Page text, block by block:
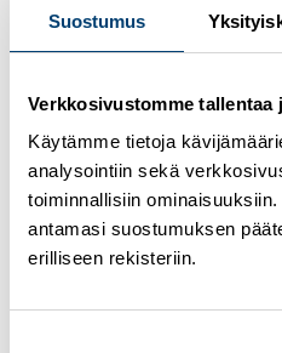
Suostumus
Verkkosivustomme
Käytämme tietoja
analysointiin sekä
toiminnallisiin
antamasi suostumuksen
erilliseen rekisteriin.
27.2.2021Pärmäkoski ja
22.
26.2.2021Suomen naisten
yhdeksänneksi
26.2.2021Ilkka Herola nousi
tämä aika uskomatonta”
mäkiavauksessa –